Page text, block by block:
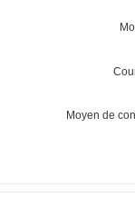
Moyen de